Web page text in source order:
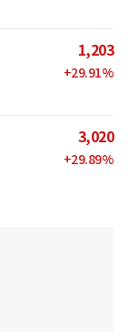
1,203
+29.91%
3,020
+29.89%